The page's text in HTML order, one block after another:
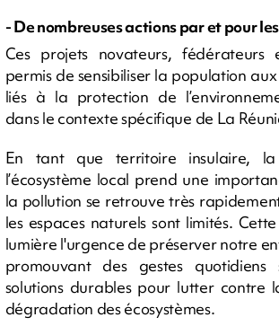
- De nombreuses actions par et pour
Ces projets novateurs, fédérateurs
permis de sensibiliser la population
liés à la protection de
dans le contexte spécifique de La
En tant que territoire insulaire,
l’écosystème local prend une
la pollution se retrouve très
les espaces naturels sont limités.
lumière l'urgence de préserver notre
promouvant des gestes
solutions durables pour lutter contre
dégradation des écosystèmes.